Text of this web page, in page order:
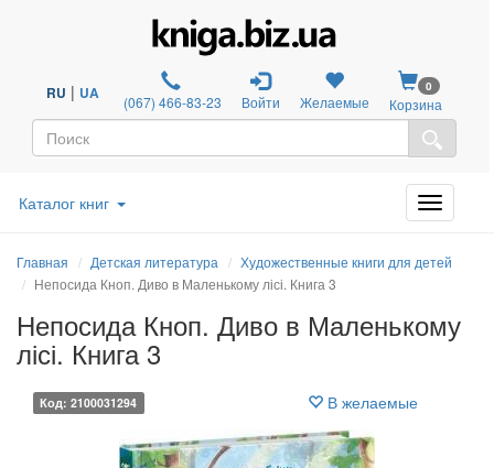
RU | UA (067) 466-83-23 Войти Желаемые
0
Корзина
Каталог книг
Главная Детская литература
Художественные книги для детей
Непосида Кноп. Диво в Маленькому лісі. Книга 3
Непосида Кноп. Диво в Маленькому
лісі. Книга 3
Код: 2100031294 В желаемые